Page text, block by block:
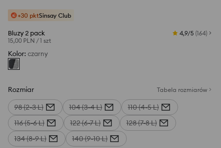
+30 pktSinsay Club
Bluzy 2 pack
15,00 PLN /1 szt
4,9/5 (164)
Kolor: czarny
Rozmiar Tabela rozmiarów
98 (2-3 L) 104 (3-4 L)
110 (4-5 L)
116 (5-6 L)
122 (6-7 L)
128 (7-8 L)
134 (8-9 L)
140 (9-10 L)